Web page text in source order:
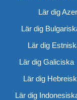
Lär dig
Lär dig
Lär dig
Lär dig Galiciska
Lär dig
Lär dig